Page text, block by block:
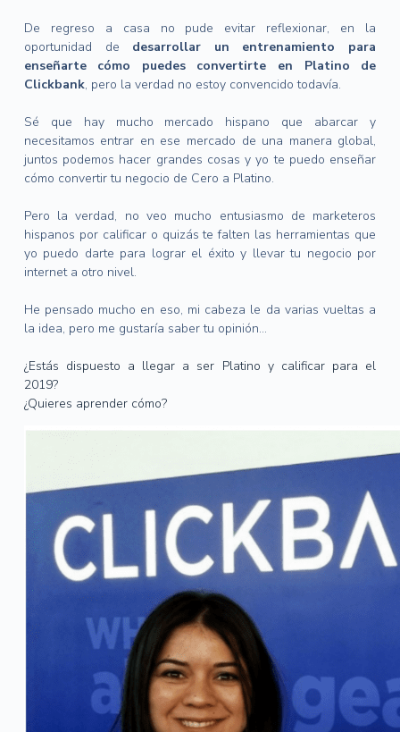
De regreso a casa no pude evitar reflexionar, en la
oportunidad de desarrollar un entrenamiento para
enseñarte cómo puedes convertirte en Platino de
Clickbank, pero la verdad no estoy convencido todavía.
Sé que hay mucho mercado hispano que abarcar y
necesitamos entrar en ese mercado de una manera global,
juntos podemos hacer grandes cosas y yo te puedo enseñar
cómo convertir tu negocio de Cero a Platino.
Pero la verdad, no veo mucho entusiasmo de marketeros
hispanos por calificar o quizás te falten las herramientas que
yo puedo darte para lograr el éxito y llevar tu negocio por
internet a otro nivel.
He pensado mucho en eso, mi cabeza le da varias vueltas a
la idea, pero me gustaría saber tu opinión…
¿Estás dispuesto a llegar a ser Platino y calificar para el
2019?
¿Quieres aprender cómo?